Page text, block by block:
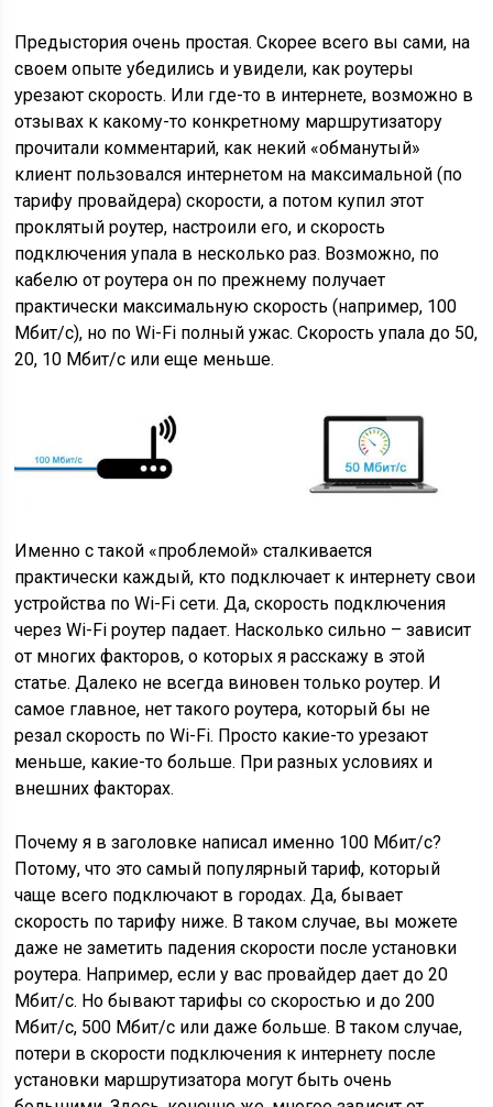
Предыстория очень простая. Скорее всего вы сами, на
своем опыте убедились и увидели, как роутеры
урезают скорость. Или где-то в интернете, возможно в
отзывах к какому-то конкретному маршрутизатору
прочитали комментарий, как некий «обманутый»
клиент пользовался интернетом на максимальной(по
тарифу провайдера) скорости, а потом купил этот
проклятый роутер, настроили его, и скорость
подключения упала в несколько раз. Возможно, по
кабелю от роутера он по прежнему получает
практически максимальную скорость(например, 100
Мбит/с), но по Wi-Fi полный ужас. Скорость упала до 50,
20, 10 Мбит/с или еще меньше.
Именно с такой «проблемой» сталкивается
практически каждый, кто подключает к интернету свои
устройства по Wi-Fi сети. Да, скорость подключения
через Wi-Fi роутер падает. Насколько сильно – зависит
от многих факторов, о которых я расскажу в этой
статье. Далеко не всегда виновен только роутер. И
самое главное, нет такого роутера, который бы не
резал скорость по Wi-Fi. Просто какие-то урезают
меньше, какие-то больше. При разных условиях и
внешних факторах.
Почему я в заголовке написал именно 100 Мбит/с?
Потому, что это самый популярный тариф, который
чаще всего подключают в городах. Да, бывает
скорость по тарифу ниже. В таком случае, вы можете
даже не заметить падения скорости после установки
роутера. Например, если у вас провайдер дает до 20
Мбит/с. Но бывают тарифы со скоростью и до 200
Мбит/с, 500 Мбит/с или даже больше. В таком случае,
потери в скорости подключения к интернету после
установки маршрутизатора могут быть очень